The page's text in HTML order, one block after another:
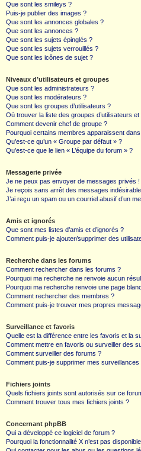
Que sont les smileys ?
Puis-je publier des images ?
Que sont les annonces globales ?
Que sont les annonces ?
Que sont les sujets épinglés ?
Que sont les sujets verrouillés ?
Que sont les icônes de sujet ?
Niveaux d’utilisateurs et groupes
Que sont les administrateurs ?
Que sont les modérateurs ?
Que sont les groupes d’utilisateurs ?
Où trouver la liste des groupes d’utilisateurs
Comment devenir chef de groupe ?
Pourquoi certains membres apparaissent
Qu’est-ce qu’un « Groupe par défaut » ?
Qu’est-ce que le lien « L’équipe du forum » ?
Messagerie privée
Je ne peux pas envoyer de messages privés !
Je reçois sans arrêt des messages
J’ai reçu un spam ou un courriel abusif d’un
Amis et ignorés
Que sont mes listes d’amis et d’ignorés ?
Comment puis-je ajouter/supprimer des
Recherche dans les forums
Comment rechercher dans les forums ?
Pourquoi ma recherche ne renvoie aucun
Pourquoi ma recherche renvoie une page
Comment rechercher des membres ?
Comment puis-je trouver mes propres
Surveillance et favoris
Quelle est la différence entre les favoris et la
Comment mettre en favoris ou surveiller des
Comment surveiller des forums ?
Comment puis-je supprimer mes surveillances
Fichiers joints
Quels fichiers joints sont autorisés sur ce
Comment trouver tous mes fichiers joints ?
Concernant phpBB
Qui a développé ce logiciel de forum ?
Pourquoi la fonctionnalité X n’est pas